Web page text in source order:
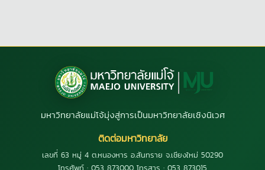
มหาวิทยาลัยแม่โจ้มุ่งสู่การเป็นมหาวิทยาลัยเชิงนิเวศ
ติดต่อมหาวิทยาลัย
เลขที่ 63 หมู่ 4 ต.หนองหาร อ.สันทราย จ.เชียงใหม่ 50290